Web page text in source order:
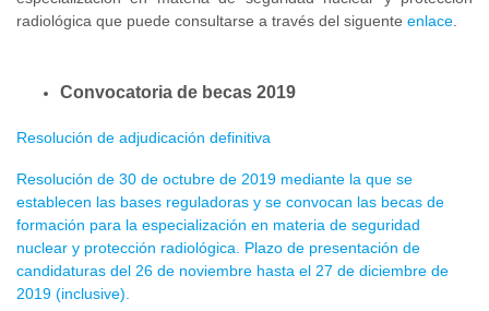
radiológica que puede consultarse a través del siguente enlace.
Convocatoria de becas 2019
Resolución de adjudicación definitiva
Resolución de 30 de octubre de 2019 mediante la que se
establecen las bases reguladoras y se convocan las becas de
formación para la especialización en materia de seguridad
nuclear y protección radiológica. Plazo de presentación de
candidaturas del 26 de noviembre hasta el 27 de diciembre de
2019 (inclusive).